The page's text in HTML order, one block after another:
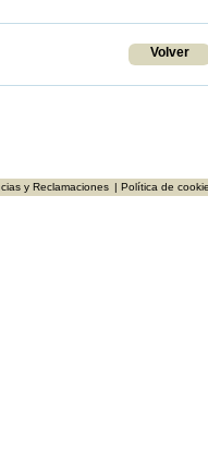
Volver
| Política de
y Reclamaciones